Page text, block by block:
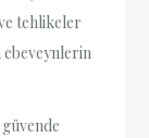
tehlikeler
ebeveynlerin